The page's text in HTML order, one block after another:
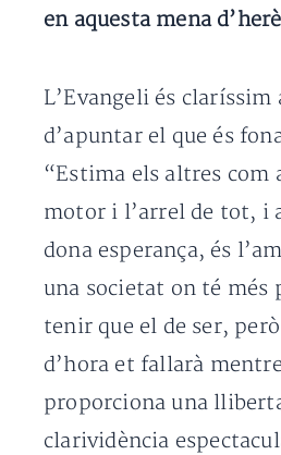
en aquesta mena
L’Evangeli és claríssim
d’apuntar el que és
“Estima els altres com
motor i l’arrel de tot, i
dona esperança, és
una societat on té més
tenir que el de ser,
d’hora et fallarà
proporciona una
clarividència